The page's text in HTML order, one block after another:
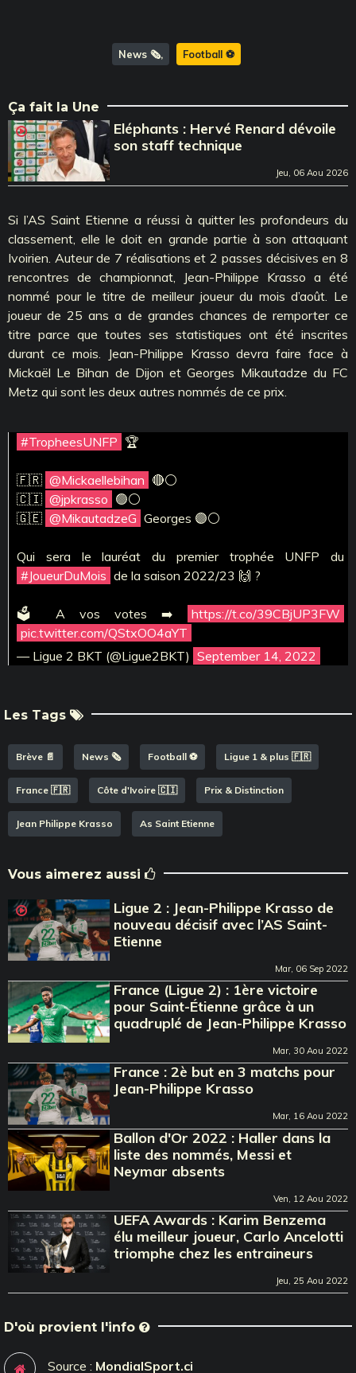
News 🗞️ Football ⚽️
Ça fait la Une
Eléphants : Hervé Renard dévoile
son staff technique
Jeu, 06 Aou 2026
Si l’AS Saint Etienne a réussi à quitter les profondeurs du
classement, elle le doit en grande partie à son attaquant
Ivoirien. Auteur de 7 réalisations et 2 passes décisives en 8
rencontres de championnat, Jean-Philippe Krasso a été
nommé pour le titre de meilleur joueur du mois d’août. Le
joueur de 25 ans a de grandes chances de remporter ce
titre parce que toutes ses statistiques ont été inscrites
durant ce mois. Jean-Philippe Krasso devra faire face à
Mickaël Le Bihan de Dijon et Georges Mikautadze du FC
Metz qui sont les deux autres nommés de ce prix.
#TropheesUNFP 🏆
🇫🇷 @Mickaellebihan 🔴⚪️
🇨🇮 @jpkrasso 🟢⚪️
🇬🇪 @MikautadzeG Georges 🟣⚪️
Qui sera le lauréat du premier trophée UNFP du
#JoueurDuMois de la saison 2022/23 🙌 ?
🗳️ A vos votes ➡️
https://t.co/39CBjUP3FW
pic.twitter.com/QStxOO4aYT
— Ligue 2 BKT (@Ligue2BKT) September 14, 2022
Les Tags
Brève 📄 News 🗞️ Football ⚽️ Ligue 1 & plus 🇫🇷
France 🇫🇷 Côte d'Ivoire 🇨🇮 Prix & Distinction
Jean Philippe Krasso As Saint Etienne
Vous aimerez aussi
Ligue 2 : Jean-Philippe Krasso de
nouveau décisif avec l’AS Saint-
Etienne
Mar, 06 Sep 2022
France (Ligue 2) : 1ère victoire
pour Saint-Étienne grâce à un
quadruplé de Jean-Philippe Krasso
Mar, 30 Aou 2022
France : 2è but en 3 matchs pour
Jean-Philippe Krasso
Mar, 16 Aou 2022
Ballon d'Or 2022 : Haller dans la
liste des nommés, Messi et
Neymar absents
Ven, 12 Aou 2022
UEFA Awards : Karim Benzema
élu meilleur joueur, Carlo Ancelotti
triomphe chez les entraineurs
Jeu, 25 Aou 2022
D'où provient l'info
Source : MondialSport.ci